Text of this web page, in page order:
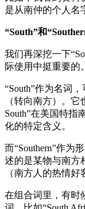
是从南仲的个人名
“South”和
我们再深挖一下
际使用中挺重要的。
“South”作为名词
（转向南方）。
South”在美国特指
化的特定含义。
而“Southern”作为
述的是某物与南方
（南方人的热情好
在组合词里，有时